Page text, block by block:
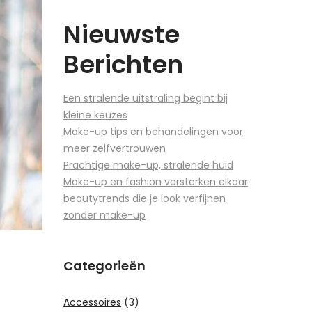
Nieuwste
Berichten
Een stralende uitstraling begint bij
kleine keuzes
Make-up tips en behandelingen voor
meer zelfvertrouwen
Prachtige make-up, stralende huid
Make-up en fashion versterken elkaar
beautytrends die je look verfijnen
zonder make-up
Categorieën
Accessoires (3)